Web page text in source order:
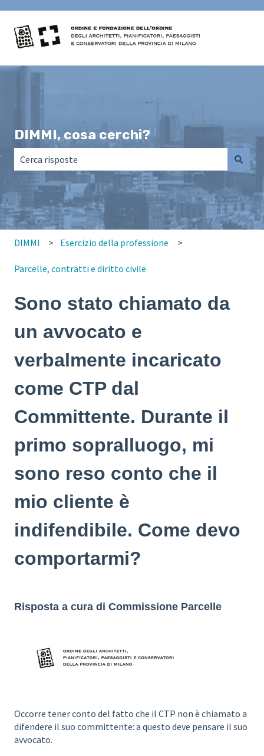
DIMMI, cosa cerchi?
Non sono presenti suggerimenti perché il campo di
DIMMI Esercizio della professione
Parcelle, contratti e diritto civile
Sono stato chiamato da
un avvocato e
verbalmente incaricato
come CTP dal
Committente. Durante il
primo sopralluogo, mi
sono reso conto che il
mio cliente è
indifendibile. Come devo
comportarmi?
Risposta a cura di Commissione Parcelle
Occorre tener conto del fatto che il CTP non è chiamato a
difendere il suo committente: a questo deve pensare il suo
avvocato.